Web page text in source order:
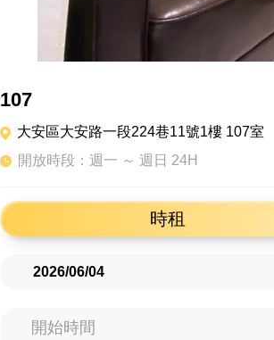
107
大安區大安路一段224巷11號1樓 107室
開放時段：週一 ～ 週日 24H
時租
開始時間